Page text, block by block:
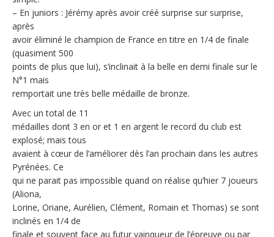
– En juniors : Jérémy après avoir créé surprise sur surprise,
après
avoir éliminé le champion de France en titre en 1/4 de finale
(quasiment 500
points de plus que lui), s’inclinait à la belle en demi finale sur le
N°1 mais
remportait une très belle médaille de bronze.
Avec un total de 11
médailles dont 3 en or et 1 en argent le record du club est
explosé; mais tous
avaient à cœur de l’améliorer dès l’an prochain dans les autres
Pyrénées. Ce
qui ne parait pas impossible quand on réalise qu’hier 7 joueurs
(Aliona,
Lorine, Oriane, Aurélien, Clément, Romain et Thomas) se sont
inclinés en 1/4 de
finale et souvent face au futur vainqueur de l’épreuve ou par